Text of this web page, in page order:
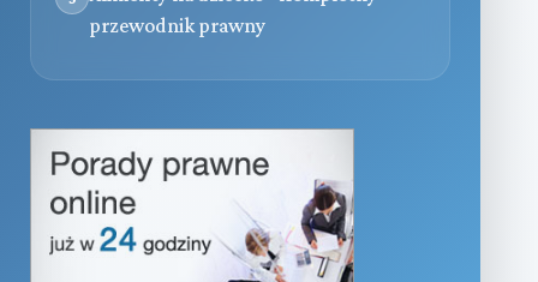
przewodnik prawny